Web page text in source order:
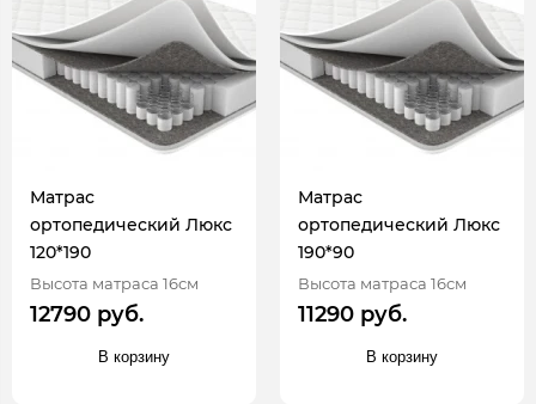
Матрас
ортопедический Люкс
120*190
Высота матраса 16см
12790 руб.
В корзину
Матрас
ортопедический Люкс
190*90
Высота матраса 16см
11290 руб.
В корзину